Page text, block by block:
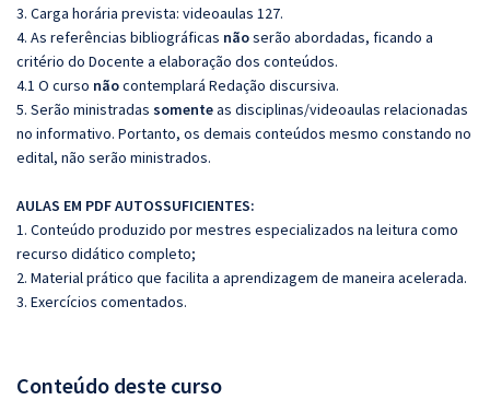
3. Carga horária prevista: videoaulas 127.
4. As referências bibliográficas nãoserão abordadas, ficando a
critério do Docente a elaboração dos conteúdos.
4.1 O curso nãocontemplará Redação discursiva.
5. Serão ministradas somenteas disciplinas/videoaulas relacionadas
no informativo. Portanto, os demais conteúdos mesmo constando no
edital, não serão ministrados.
AULAS EM PDF AUTOSSUFICIENTES:
1. Conteúdo produzido por mestres especializados na leitura como
recurso didático completo;
2. Material prático que facilita a aprendizagem de maneira acelerada.
3. Exercícios comentados.
Conteúdo deste curso